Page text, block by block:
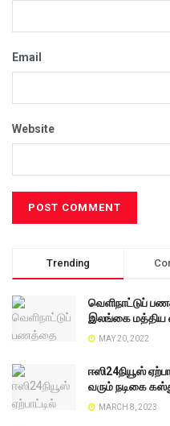
Email
Website
Trending
வெளிநாட்டுப்
இலங்கை மத்திய
MAY 20, 2022
ஈஸி24நியூஸ்
வரும் நடிகை
MARCH 8, 2023